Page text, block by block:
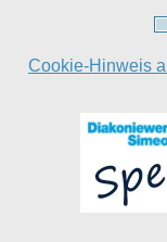
Cookie-Hinweis